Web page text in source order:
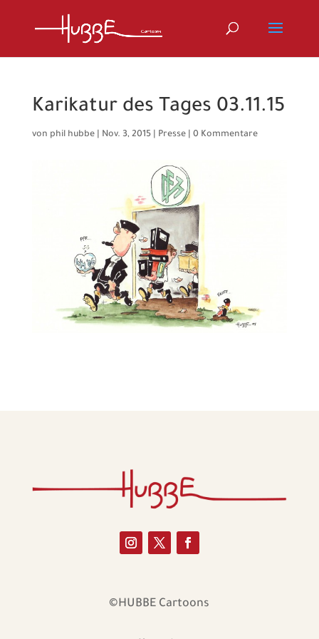
Karikatur des Tages 03.11.15
von phil hubbe| Nov. 3, 2015| Presse| 0 Kommentare
©HUBBE Cartoons